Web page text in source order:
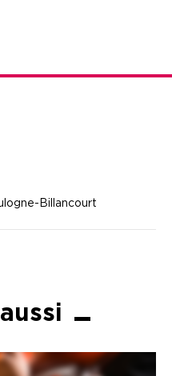
Billancourt